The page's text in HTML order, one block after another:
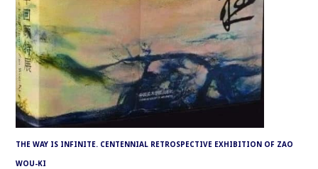
THE WAY IS INFINITE. CENTENNIAL RETROSPECTIVE EXHIBITION OF ZAO
WOU-KI